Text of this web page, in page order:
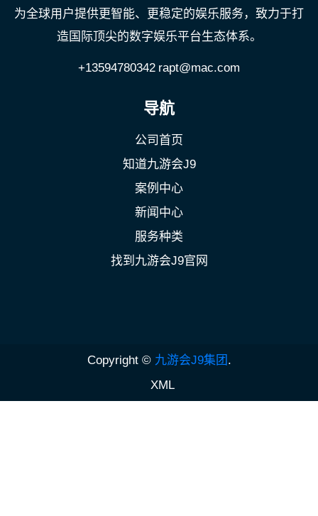
为全球用户提供更智能、更稳定的娱乐服务，致力于打
造国际顶尖的数字娱乐平台生态体系。
+13594780342 rapt@mac.com
导航
公司首页
知道九游会J9
案例中心
新闻中心
服务种类
找到九游会J9官网
Copyright © 九游会J9集团 .
XML